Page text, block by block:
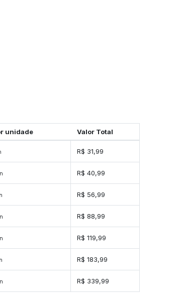
unidade Valor Total
R$ 31,99
R$ 40,99
R$ 56,99
R$ 88,99
R$ 119,99
R$ 183,99
R$ 339,99